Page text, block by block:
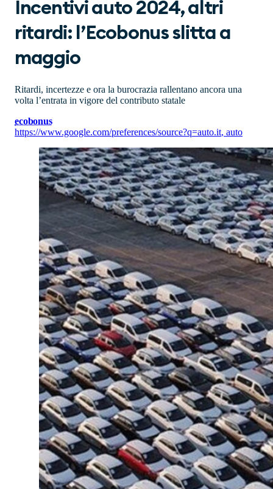
Incentivi auto 2024, altri
ritardi: l’Ecobonus slitta a
maggio
Ritardi, incertezze e ora la burocrazia rallentano ancora una
volta l’entrata in vigore del contributo statale
ecobonus
https://www.google.com/preferences/source?q=auto.it, auto